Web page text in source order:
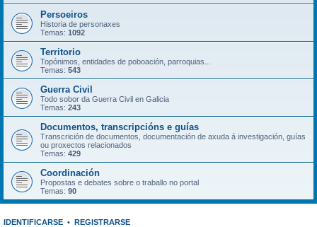
Persoeiros
Historia de personaxes
Temas: 1092
Territorio
Topónimos, entidades de poboación, parroquias...
Temas: 543
Guerra Civil
Todo sobor da Guerra Civil en Galicia
Temas: 243
Documentos, transcripcións e guías
Transcrición de documentos, documentación de axuda á investigación, guías
ou proxectos relacionados
Temas: 429
Coordinación
Propostas e debates sobre o traballo no portal
Temas: 90
IDENTIFICARSE • REGISTRARSE